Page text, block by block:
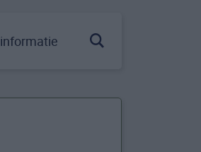
informatie